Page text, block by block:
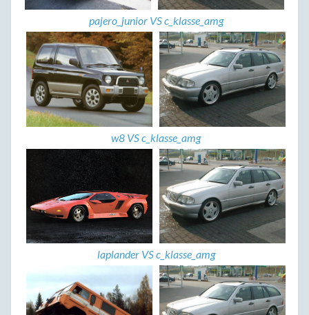
pajero_junior VS c_klasse_amg
w8 VS c_klasse_amg
laplander VS c_klasse_amg